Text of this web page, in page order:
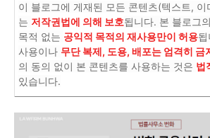
이 블로그에 게재된 모든 콘텐츠(텍스트, 이
는 저작권법에 의해 보호됩니다. 본 블로그
목적 없는 공익적 목적의 재사용만이 허용
사용이나 무단 복제, 도용, 배포는 엄격히 금
의 동의 없이 본 콘텐츠를 사용하는 것은 법
있습니다.